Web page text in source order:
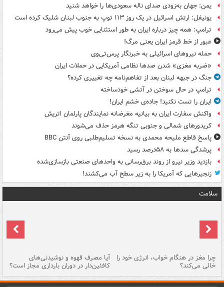
یمن: جهان به‌زودی صدای ناله سعودی‌ها را خواهد شنید
یونیفل: ارتش اسرائیل در یک روز ۱۱۳ توپ به جنوب لبنان شلیک کرده است
ترامپ: همه چیز درباره ایران به طور استثنایی خوب پیش می‌رود
عبور از خط قرمز ایران یعنی مرگ!
حمله نیروهای اسرائیلی به خبرنگار پرس‌تی‌وی
«ضربه مغزی» شدن صدها نظامی آمریکایی در حملات ایران
جنگ در جبهه لبنان بعد از تفاهم‌نامه چه تغییری کرده؟
ترامپ در حال سوختن در آتشی خودساخته
ایران را تست نکنید! جاده‌ی خشم ایران!
واکنش سفارت ایران به بیانیه مغرضانه نمایندگان پارلمان اتریش
کریدورهای شمالی و جنوبی تنگه هرمز حذف می‌شوند
پاسخ قاطع ملیحه محمدی به نسخه تسلیم‌طلبی روی آنتن BBC
پرشدگی سدها به ۵۸درصد رسید
بازدید وزیر نیرو از روند برق‌رسانی به واحدهای صنعتی بازسازی‌شده
زنجیرهایی که آمریکا را به زیر سطح آب می‌کشند!
سلامت
چرا مغز در هنگام خواب، انرژی خود را
خالی می‌کند؟
آیا مصرف قهوه و نوشیدنی‌های
کافئین‌دار در دوران بارداری مجاز است؟